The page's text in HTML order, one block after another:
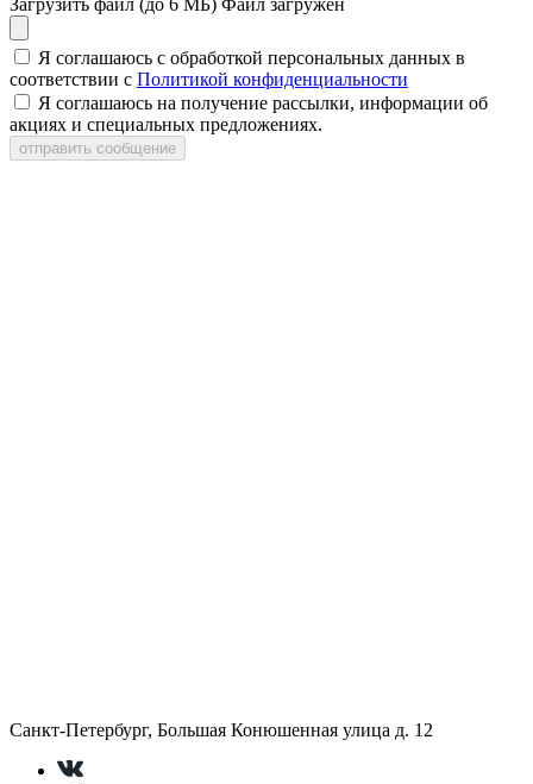
Я соглашаюсь с обработкой персональных данных в
соответствии с Политикой конфиденциальности
Я соглашаюсь на получение рассылки, информации об
акциях и специальных предложениях.
отправить сообщение
Санкт-Петербург, Большая Конюшенная улица д. 12